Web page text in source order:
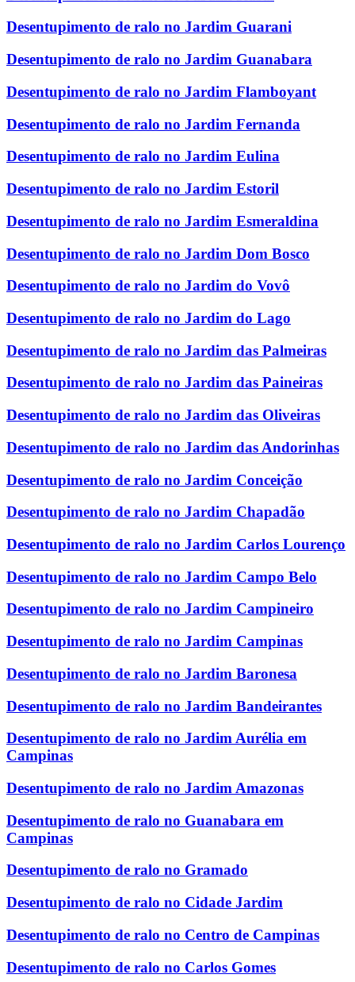
Desentupimento de ralo no Jardim Guarani
Desentupimento de ralo no Jardim Guanabara
Desentupimento de ralo no Jardim Flamboyant
Desentupimento de ralo no Jardim Fernanda
Desentupimento de ralo no Jardim Eulina
Desentupimento de ralo no Jardim Estoril
Desentupimento de ralo no Jardim Esmeraldina
Desentupimento de ralo no Jardim Dom Bosco
Desentupimento de ralo no Jardim do Vovô
Desentupimento de ralo no Jardim do Lago
Desentupimento de ralo no Jardim das Palmeiras
Desentupimento de ralo no Jardim das Paineiras
Desentupimento de ralo no Jardim das Oliveiras
Desentupimento de ralo no Jardim das Andorinhas
Desentupimento de ralo no Jardim Conceição
Desentupimento de ralo no Jardim Chapadão
Desentupimento de ralo no Jardim Carlos Lourenço
Desentupimento de ralo no Jardim Campo Belo
Desentupimento de ralo no Jardim Campineiro
Desentupimento de ralo no Jardim Campinas
Desentupimento de ralo no Jardim Baronesa
Desentupimento de ralo no Jardim Bandeirantes
Desentupimento de ralo no Jardim Aurélia em
Campinas
Desentupimento de ralo no Jardim Amazonas
Desentupimento de ralo no Guanabara em
Campinas
Desentupimento de ralo no Gramado
Desentupimento de ralo no Cidade Jardim
Desentupimento de ralo no Centro de Campinas
Desentupimento de ralo no Carlos Gomes